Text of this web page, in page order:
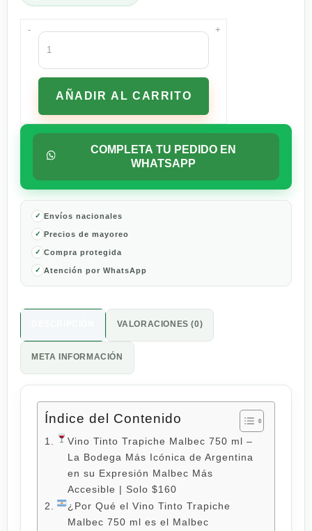
-
Vino
Tinto
Trapiche
Malbec
750
ml
cantidad
AÑADIR AL CARRITO
+
COMPLETA TU PEDIDO EN
WHATSAPP
Envíos nacionales
Precios de mayoreo
Compra protegida
Atención por WhatsApp
VALORACIONES (0)
META INFORMACIÓN
Índice del Contenido
Vino Tinto Trapiche Malbec 750 ml –
La Bodega Más Icónica de Argentina
en su Expresión Malbec Más
Accesible | Solo $160
¿Por Qué el Vino Tinto Trapiche
Malbec 750 ml es el Malbec